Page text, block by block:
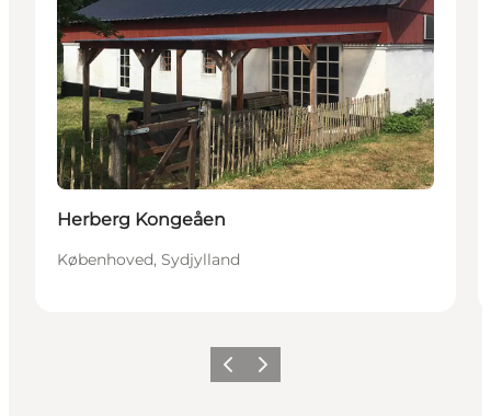
Herberg Kongeåen
Københoved, Sydjylland
Forrige billede
Næste billede